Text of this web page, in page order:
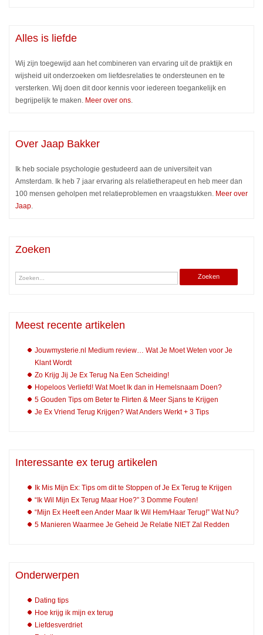
Alles is liefde
Wij zijn toegewijd aan het combineren van ervaring uit de praktijk en
wijsheid uit onderzoeken om liefdesrelaties te ondersteunen en te
versterken. Wij doen dit door kennis voor iedereen toegankelijk en
begrijpelijk te maken. Meer over ons.
Over Jaap Bakker
Ik heb sociale psychologie gestudeerd aan de universiteit van
Amsterdam. Ik heb 7 jaar ervaring als relatietherapeut en heb meer dan
100 mensen geholpen met relatieproblemen en vraagstukken. Meer over
Jaap.
Zoeken
Meest recente artikelen
Jouwmysterie.nl Medium review… Wat Je Moet Weten voor Je
Klant Wordt
Zo Krijg Jij Je Ex Terug Na Een Scheiding!
Hopeloos Verliefd! Wat Moet Ik dan in Hemelsnaam Doen?
5 Gouden Tips om Beter te Flirten & Meer Sjans te Krijgen
Je Ex Vriend Terug Krijgen? Wat Anders Werkt + 3 Tips
Interessante ex terug artikelen
Ik Mis Mijn Ex: Tips om dit te Stoppen of Je Ex Terug te Krijgen
“Ik Wil Mijn Ex Terug Maar Hoe?” 3 Domme Fouten!
“Mijn Ex Heeft een Ander Maar Ik Wil Hem/Haar Terug!” Wat Nu?
5 Manieren Waarmee Je Geheid Je Relatie NIET Zal Redden
Onderwerpen
Dating tips
Hoe krijg ik mijn ex terug
Liefdesverdriet